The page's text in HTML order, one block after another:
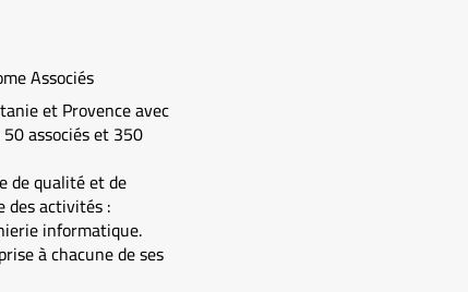
Associés
et Provence avec
associés et 350
de qualité et de
des activités :
informatique.
à chacune de ses